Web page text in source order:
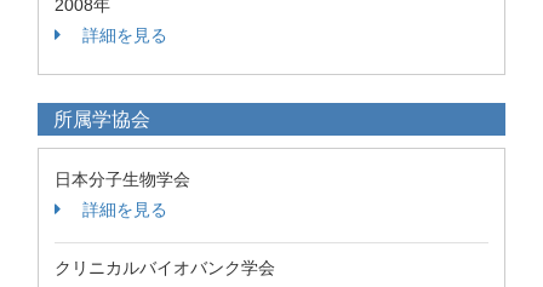
2008年
詳細を見る
所属学協会
日本分子生物学会
詳細を見る
クリニカルバイオバンク学会